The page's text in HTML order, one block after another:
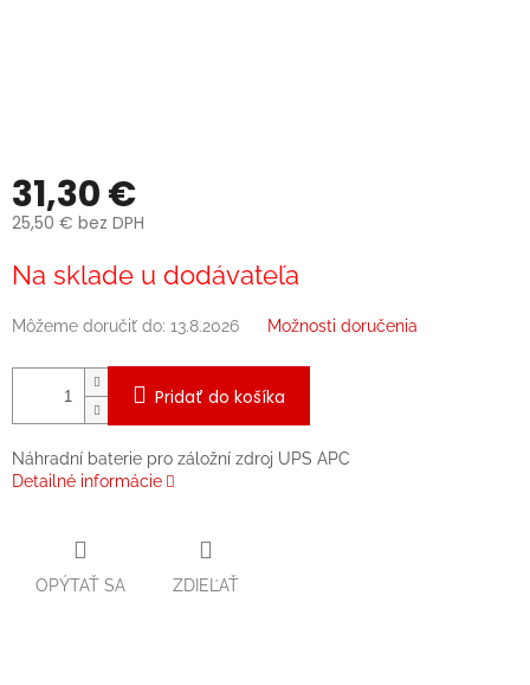
31,30 €
25,50 € bez DPH
cena:
Na sklade u dodávateľa
Môžeme doručiť do: 13.8.2026 Možnosti doručenia
Pridať do košíka
Náhradní baterie pro záložní zdroj UPS APC
Detailné informácie
OPÝTAŤ SA ZDIEĽAŤ